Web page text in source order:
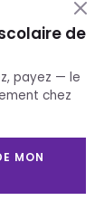
de
payez — le
chez
MON